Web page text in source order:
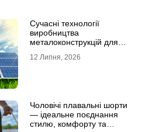
Сучасні технології
виробництва
металоконструкцій для
12 Липня, 2026
Чоловічі плавальні шорти
— ідеальне поєднання
стилю, комфорту та